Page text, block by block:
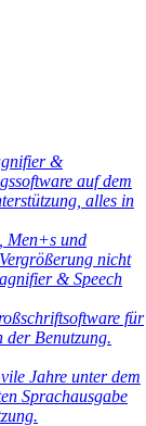
&
auf dem
alles in
Men+s und
nicht
& Speech
für
der Benutzung.
Jahre unter dem
Sprachausgabe